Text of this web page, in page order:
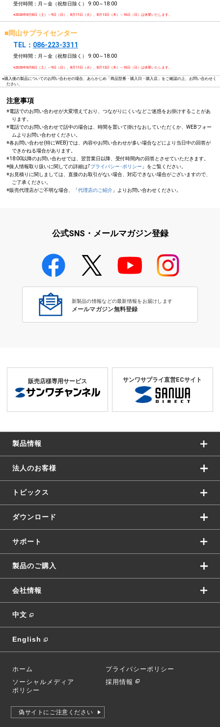
受付時間：月～金（祝祭日除く） 9:00～18:00
※2026年8月8日（土）～9日（日）、8月11日（火）、8月13日（木）～16日（日）は休業いたします。
■岡山サプライセンター
TEL： 086-223-3311
受付時間：月～金（祝祭日除く） 9:00～18:00
※2026年8月8日（土）～9日（日）、8月11日（火）、8月13日（木）～16日（日）は休業いたします。
※購入後の製品についてのお問い合わせの場合、あらかじめ「商品型番・購入日・購入店」をご確認の上、お問い合わせく
ださい。
注意事項
※電話でのお問い合わせが大変増えており、つながりにくいなどご迷惑をお掛けすることがあ
ります。
※電話でのお問い合わせで話中の場合は、時間を置いて掛けなおしていただくか、WEBフォー
ムよりお問い合わせください。
※各お問い合わせ(特にWEB)では、内容やお問い合わせが多い場合などにより当日中の回答が
できかねる場合があります。
※18:00以降のお問い合わせでは、翌営業日以降、受付時間内の回答とさせていただきます。
※個人情報取り扱いに関しての詳細は｢プライバシー･ポリシー 」をご覧ください。
※お見積りに関しましては、直接のお取引がない場合、対応できない場合がございますので、
ご了承ください。
※販売代理店がご不明な場合、「代理店のご紹介 」よりお問い合わせください。
公式SNS・メールマガジン登録
新製品の情報などの最新情報をお届けします
メールマガジン無料登録
販売店様専用サービス サンワサプライ直営ECサイト
製品情報
法人のお客様
トピックス
ダウンロード
サポート
製品のご購入
会社情報
中文
English
ホーム
プライバシーポリシー
ソーシャルメディア
ポリシー
採用情報
偽サイトにご注意ください